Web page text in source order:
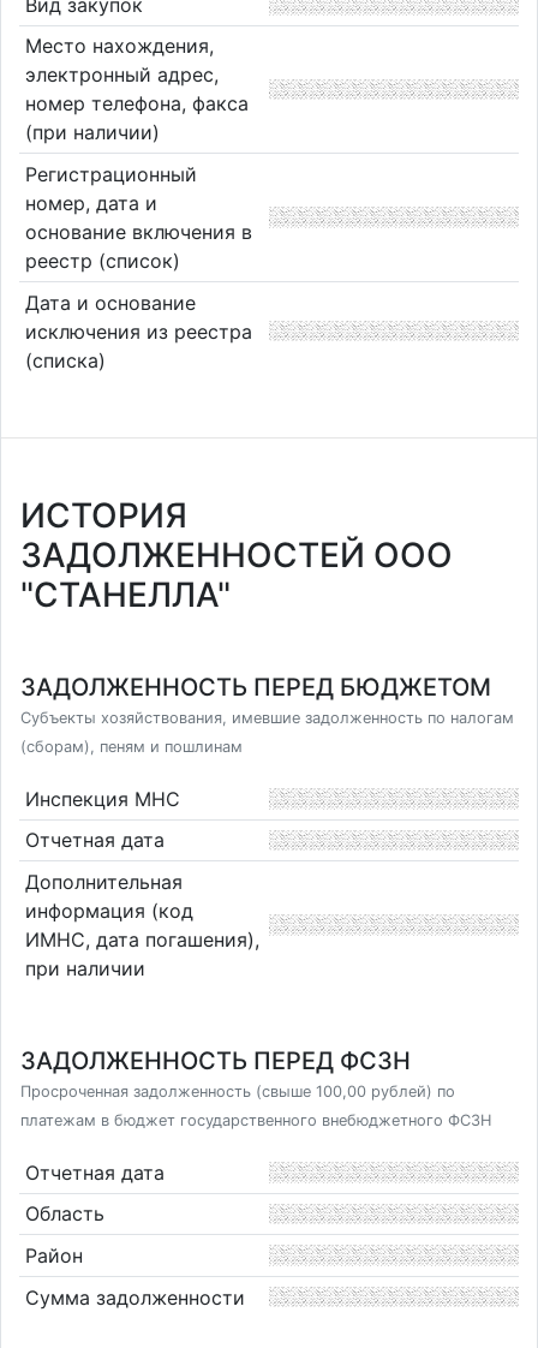
Место нахождения,
электронный адрес,
номер телефона, факса
(при наличии)
Регистрационный
номер, дата и
основание включения в
реестр (список)
Дата и основание
исключения из реестра
(списка)
ИСТОРИЯ
ЗАДОЛЖЕННОСТЕЙ ООО
"СТАНЕЛЛА"
ЗАДОЛЖЕННОСТЬ ПЕРЕД БЮДЖЕТОМ
Субъекты хозяйствования, имевшие задолженность по налогам
(сборам), пеням и пошлинам
Инспекция МНС
Отчетная дата
Дополнительная
информация (код
ИМНС, дата погашения),
при наличии
ЗАДОЛЖЕННОСТЬ ПЕРЕД ФСЗН
Просроченная задолженность (свыше 100,00 рублей) по
платежам в бюджет государственного внебюджетного ФСЗН
Отчетная дата
Область
Район
Сумма задолженности